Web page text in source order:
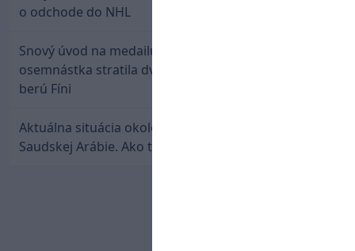
o odchode do NHL
Snový úvod na medailu nestačil: Slovenská
osemnástka stratila dvojgólový náskok a bronz
berú Fíni
Aktuálna situácia okolo prestupu Haraslína do
Saudskej Arábie. Ako to je?